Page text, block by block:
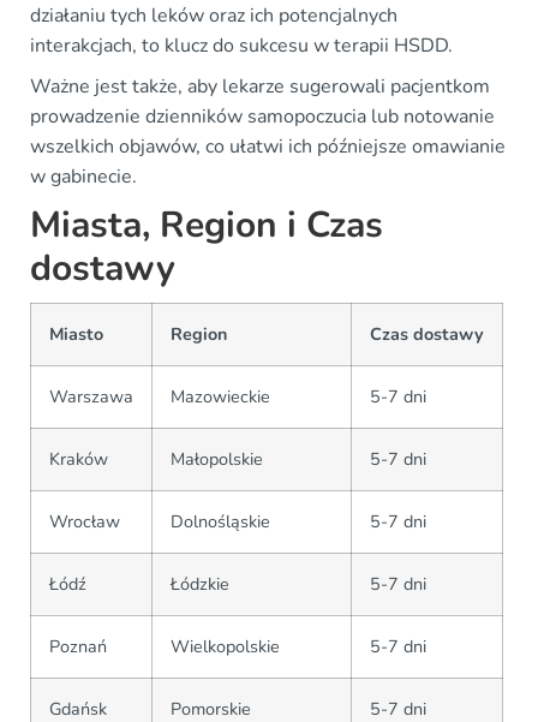
działaniu tych leków oraz ich potencjalnych
interakcjach, to klucz do sukcesu w terapii HSDD.
Ważne jest także, aby lekarze sugerowali pacjentkom
prowadzenie dzienników samopoczucia lub notowanie
wszelkich objawów, co ułatwi ich późniejsze omawianie
w gabinecie.
Miasta, Region i Czas
dostawy
Miasto Region Czas dostawy
Warszawa Mazowieckie 5-7 dni
Kraków Małopolskie 5-7 dni
Wrocław Dolnośląskie 5-7 dni
Łódź Łódzkie 5-7 dni
Poznań Wielkopolskie 5-7 dni
Gdańsk Pomorskie 5-7 dni